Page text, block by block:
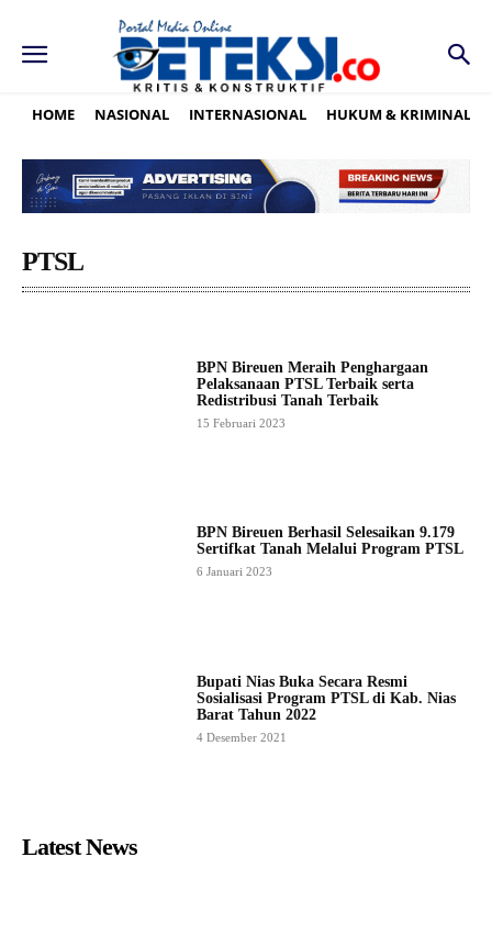
HOME NASIONAL INTERNASIONAL HUKUM & KRIMINAL
PTSL
BPN Bireuen Meraih Penghargaan
Pelaksanaan PTSL Terbaik serta
Redistribusi Tanah Terbaik
15 Februari 2023
BPN Bireuen Berhasil Selesaikan 9.179
Sertifkat Tanah Melalui Program PTSL
6 Januari 2023
Bupati Nias Buka Secara Resmi
Sosialisasi Program PTSL di Kab. Nias
Barat Tahun 2022
4 Desember 2021
Latest News